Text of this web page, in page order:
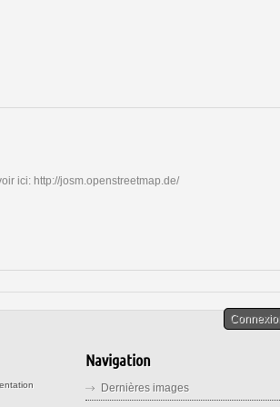
ici: http://josm.openstreetmap.de/
Navigation
Dernières images